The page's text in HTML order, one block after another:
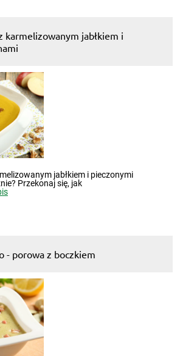
karmelizowanym jabłkiem i
jabłkiem i pieczonymi
Przekonaj się, jak
- porowa z boczkiem